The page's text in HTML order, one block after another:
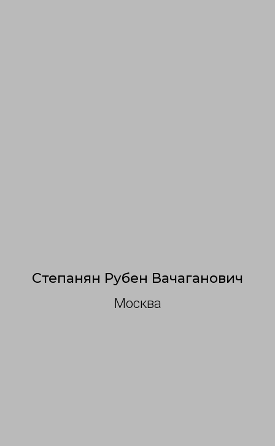
Степанян Рубен Вачаганович
Москва